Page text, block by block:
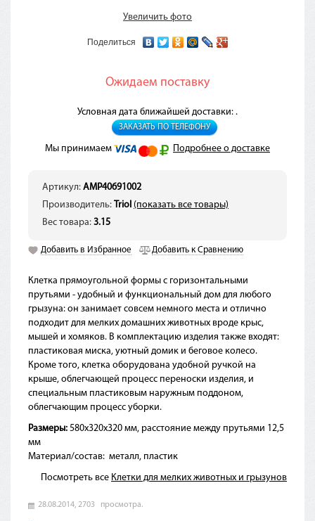
Увеличить фото
Поделиться
Ожидаем поставку
Условная дата ближайшей доставки: .
ЗАКАЗАТЬ ПО ТЕЛЕФОНУ
Мы принимаем Подробнее о доставке
Артикул: AMP40691002
Производитель: Triol (показать все товары)
Вес товара: 3.15
Добавить в Избранное Добавить к Сравнению
Клетка прямоугольной формы с горизонтальными
прутьями - удобный и функциональный дом для любого
грызуна: он занимает совсем немного места и отлично
подходит для мелких домашних животных вроде крыс,
мышей и хомяков. В комплектацию изделия также входят:
пластиковая миска, уютный домик и беговое колесо.
Кроме того, клетка оборудована удобной ручкой на
крыше, облегчающей процесс переноски изделия, и
специальным пластиковым наружным поддоном,
облегчающим процесс уборки.
Размеры: 580х320х320 мм, расстояние между прутьями 12,5
мм
Материал/состав: металл, пластик
Посмотреть все Клетки для мелких животных и грызунов
28.08.2014, 2703 просмотра.